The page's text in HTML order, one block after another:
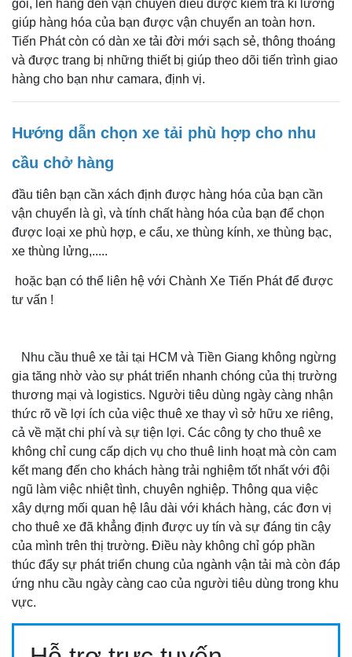
gói, lên hàng đến vận chuyển điều được kiểm tra kĩ lưỡng
giúp hàng hóa của bạn được vận chuyển an toàn hơn.
Tiến Phát còn có dàn xe tải đời mới sạch sẻ, thông thoáng
và được trang bị những thiết bị giúp theo dõi tiến trình giao
hàng cho bạn như camara, định vị.
Hướng dẫn chọn xe tải phù hợp cho nhu
cầu chở hàng
đầu tiên bạn cần xách định được hàng hóa của bạn cần
vận chuyển là gì, và tính chất hàng hóa của bạn để chọn
được loại xe phù hợp, e cẩu, xe thùng kính, xe thùng bạc,
xe thùng lửng,.....
hoặc bạn có thể liên hệ với Chành Xe Tiến Phát để được
tư vấn !
Nhu cầu thuê xe tải tại HCM và Tiền Giang không ngừng
gia tăng nhờ vào sự phát triển nhanh chóng của thị trường
thương mại và logistics. Người tiêu dùng ngày càng nhận
thức rõ về lợi ích của việc thuê xe thay vì sở hữu xe riêng,
cả về mặt chi phí và sự tiện lợi. Các công ty cho thuê xe
không chỉ cung cấp dịch vụ cho thuê linh hoạt mà còn cam
kết mang đến cho khách hàng trải nghiệm tốt nhất với đội
ngũ làm việc nhiệt tình, chuyên nghiệp. Thông qua việc
xây dựng mối quan hệ lâu dài với khách hàng, các đơn vị
cho thuê xe đã khẳng định được uy tín và sự đáng tin cậy
của mình trên thị trường. Điều này không chỉ góp phần
thúc đẩy sự phát triển chung của ngành vận tải mà còn đáp
ứng nhu cầu ngày càng cao của người tiêu dùng trong khu
vực.
TRONG NGÀY
CHÀNH XE CẦN THƠ: CHỈ 750Đ/KG, GIÁ TIẾT KIỆM,
CHIẾT KHẤU HẤP DẪN
DỊCH VỤ VẬN CHUYỂN TRÁI CÂY MIỀN TÂY ĐI HCM: GIẢI